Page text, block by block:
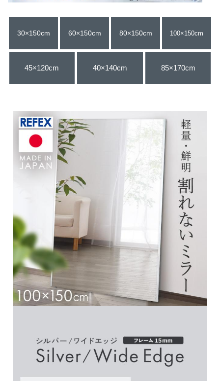
30×150cm 60×150cm 80×150cm 100×150cm
45×120cm 40×140cm 85×170cm